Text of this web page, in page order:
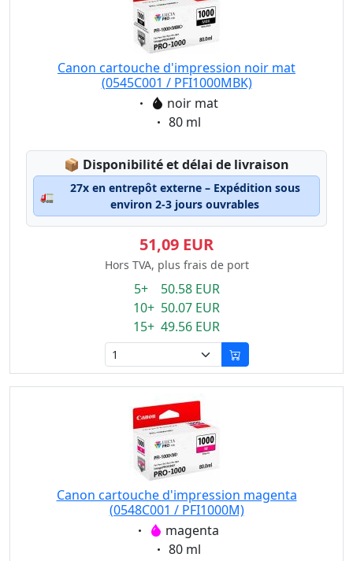
Canon cartouche d'impression noir mat
(0545C001 / PFI1000MBK)
Eigenschaft:
noir mat
Eigenschaft:
80 ml
📦 Lagerstatus:
Disponibilité et délai de livraison
🚛
27x en entrepôt externe – Expédition sous
environ 2-3 jours ouvrables
51,09 EUR
Hors TVA, plus frais de port
5+ 50.58 EUR
10+ 50.07 EUR
15+ 49.56 EUR
Canon cartouche d'impression magenta
(0548C001 / PFI1000M)
Eigenschaft:
magenta
Eigenschaft:
80 ml